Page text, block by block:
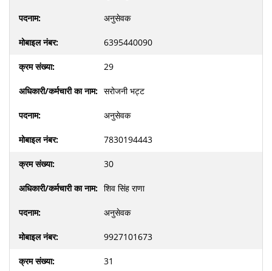
अनुसेवक
6395440090
29
सरोजनी भट्ट
अनुसेवक
7830194443
30
शिव सिंह राणा
अनुसेवक
9927101673
31